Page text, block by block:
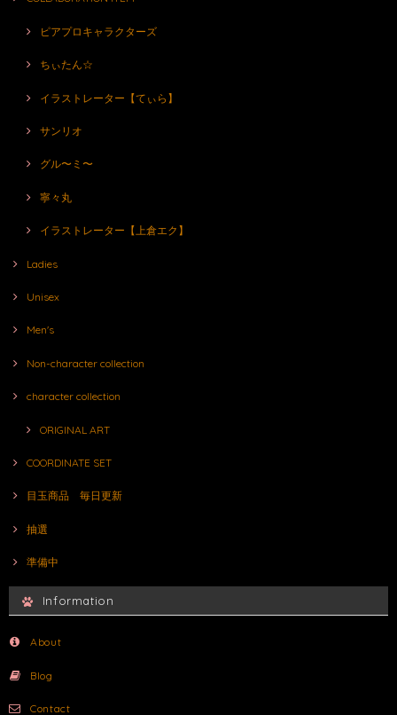
ピアプロキャラクターズ
ちぃたん☆
イラストレーター【てぃら】
サンリオ
グル〜ミ〜
寧々丸
イラストレーター【上倉エク】
Ladies
Unisex
Men's
Non-character collection
character collection
ORIGINAL ART
COORDINATE SET
目玉商品 毎日更新
抽選
準備中
Information
About
Blog
Contact